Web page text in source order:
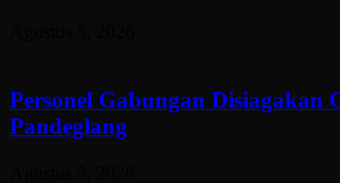
Personel Gabungan Disiagakan
Pandeglang